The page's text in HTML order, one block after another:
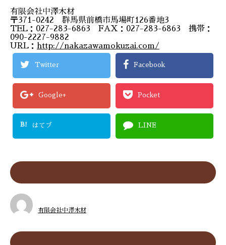
有限会社中澤木材
〒371-0242 群馬県前橋市馬場町126番地3
TEL：027-283-6863 FAX：027-283-6863 携帯：
090-2227-9882
URL：
http://nakazawamokuzai.com/
Twitter Facebook
Google+ Pocket
B! はてブ LINE
有限会社中澤木材